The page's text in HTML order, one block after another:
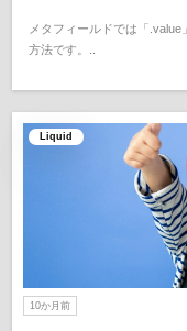
メタフィールドでは「
方法です。..
Liquid
10か月前